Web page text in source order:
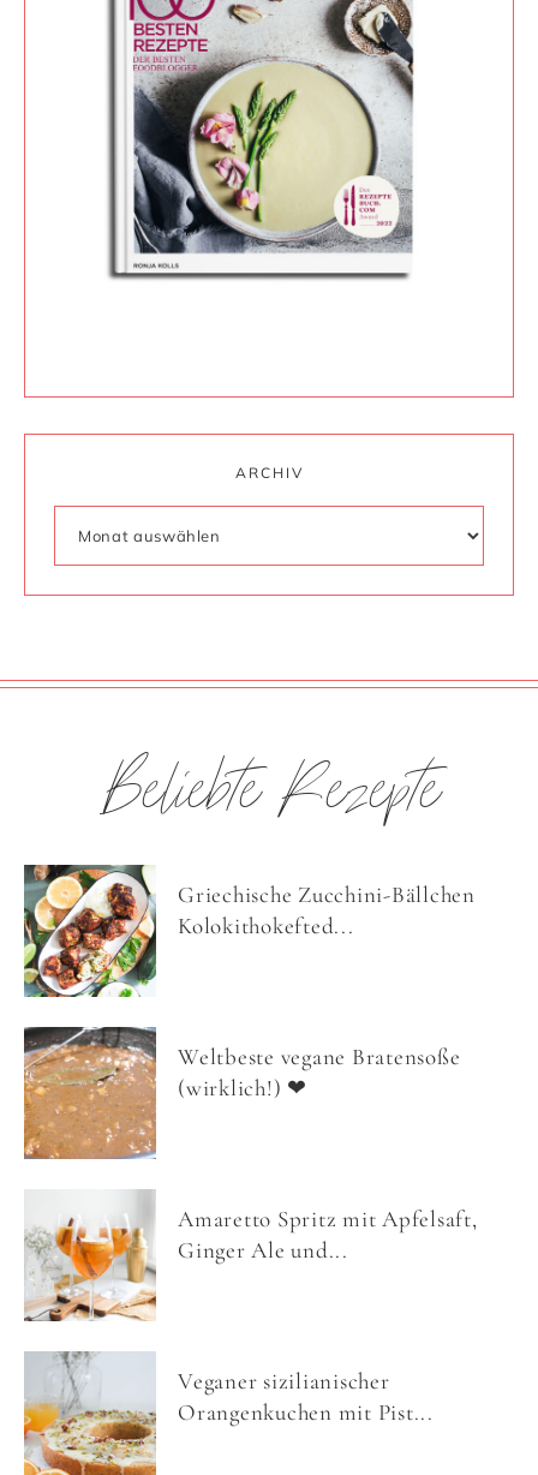
ARCHIV
Beliebte Rezepte
Griechische Zucchini-Bällchen
Kolokithokefted...
Weltbeste vegane Bratensoße
(wirklich!) ❤
Amaretto Spritz mit Apfelsaft,
Ginger Ale und...
Veganer sizilianischer
Orangenkuchen mit Pist...